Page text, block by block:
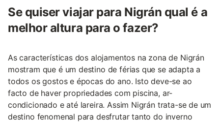
Se quiser viajar para Nigrán qual é a
melhor altura para o fazer?
As características dos alojamentos na zona de Nigrán
mostram que é um destino de férias que se adapta a
todos os gostos e épocas do ano. Isto deve-se ao
facto de haver propriedades com piscina, ar-
condicionado e até lareira. Assim Nigrán trata-se de um
destino fenomenal para desfrutar tanto do inverno